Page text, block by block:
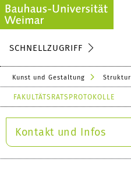
SCHNELLZUGRIFF
Kunst und Gestaltung Struktur
FAKULTÄTSRATSPROTOKOLLE
Kontakt und Infos